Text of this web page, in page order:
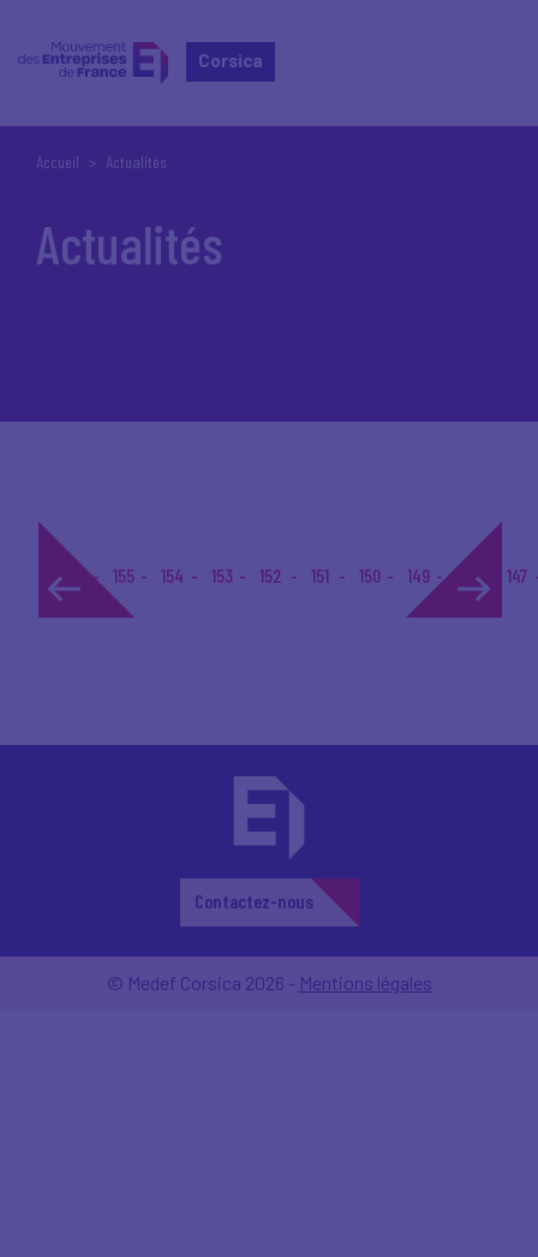
Corsica
Accueil Actualités
Actualités
1... 155 154 153 152 151 150 149 148 147
Contactez-nous
© Medef Corsica 2026 - Mentions légales